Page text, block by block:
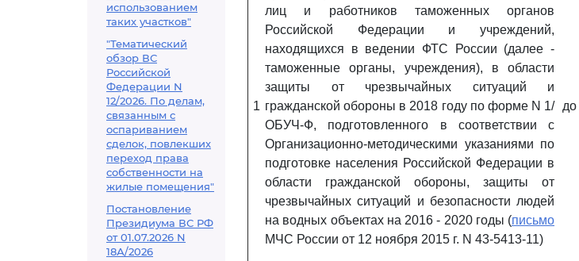
использованием
таких участков"
"Тематический
обзор ВС
Российской
Федерации N
12/2026. По делам,
связанным с
оспариванием
сделок, повлекших
переход права
собственности на
жилые помещения"
Постановление
Президиума ВС РФ
от 01.07.2026 N
18А/2026
1
лиц и работников таможенных органов
Российской Федерации и учреждений,
находящихся в ведении ФТС России (далее -
таможенные органы, учреждения), в области
защиты от чрезвычайных ситуаций и
гражданской обороны в 2018 году по форме N 1/
ОБУЧ-Ф, подготовленного в соответствии с
Организационно-методическими указаниями по
подготовке населения Российской Федерации в
области гражданской обороны, защиты от
чрезвычайных ситуаций и безопасности людей
на водных объектах на 2016 - 2020 годы (письмо
МЧС России от 12 ноября 2015 г. N 43-5413-11)